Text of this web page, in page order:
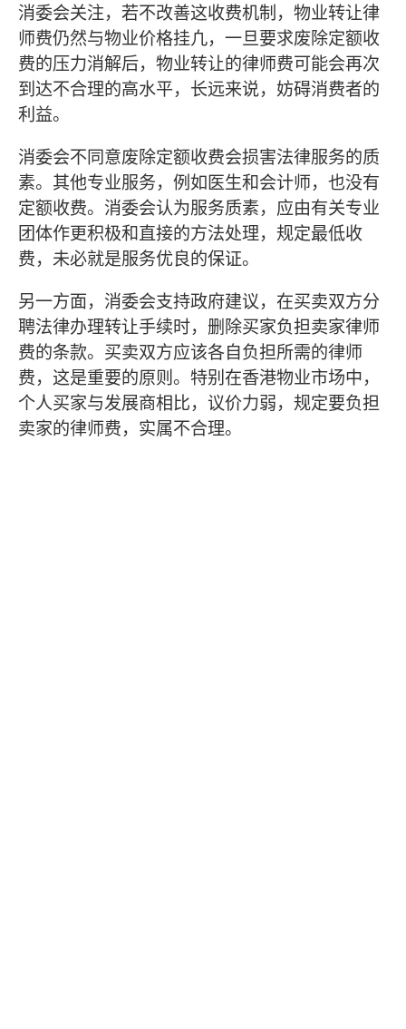
消委会关注，若不改善这收费机制，物业转让律
师费仍然与物业价格挂凢，一旦要求废除定额收
费的压力消解后，物业转让的律师费可能会再次
到达不合理的高水平，长远来说，妨碍消费者的
利益。
消委会不同意废除定额收费会损害法律服务的质
素。其他专业服务，例如医生和会计师，也没有
定额收费。消委会认为服务质素，应由有关专业
团体作更积极和直接的方法处理，规定最低收
费，未必就是服务优良的保证。
另一方面，消委会支持政府建议，在买卖双方分
聘法律办理转让手续时，删除买家负担卖家律师
费的条款。买卖双方应该各自负担所需的律师
费，这是重要的原则。特别在香港物业市场中，
个人买家与发展商相比，议价力弱，规定要负担
卖家的律师费，实属不合理。